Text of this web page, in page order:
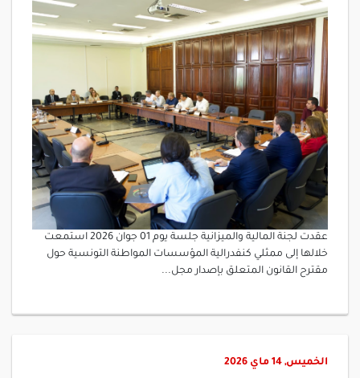
عقدت لجنة المالية والميزانية جلسة يوم 01 جوان 2026 استمعت
خلالها إلى ممثلي كنفدرالية المؤسسات المواطنة التونسية حول
مقترح القانون المتعلق بإصدار مجل...
الخميس, 14 ماي 2026